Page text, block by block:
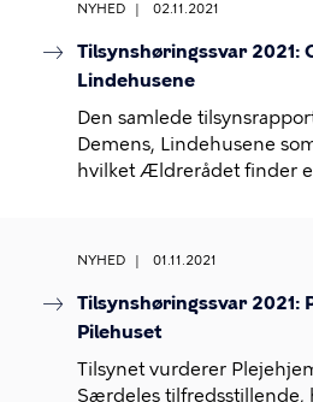
NYHED 02.11.2021
Tilsynshøringssvar 2021:
Lindehusene
Den samlede
Demens, Lindehusene
hvilket Ældrerådet finder
NYHED 01.11.2021
Tilsynshøringssvar 2021:
Pilehuset
Tilsynet vurderer
Særdeles